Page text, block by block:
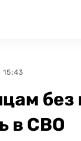
15:43
в СВО